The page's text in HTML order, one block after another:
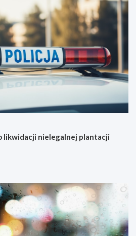
likwidacji nielegalnej plantacji